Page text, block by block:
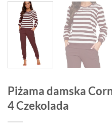
Piżama damska
4 Czekolada